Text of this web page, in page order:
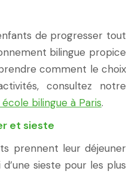
de progresser tout
bilingue propice
comment le choix
consultez notre
bilingue à Paris.
et sieste
prennent leur déjeuner
sieste pour les plus